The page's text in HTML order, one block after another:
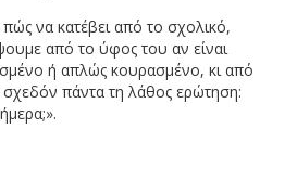
να κατέβει από το σχολικό,
από το ύφος του αν είναι
ή απλώς κουρασμένο, κι από
πάντα τη λάθος ερώτηση: